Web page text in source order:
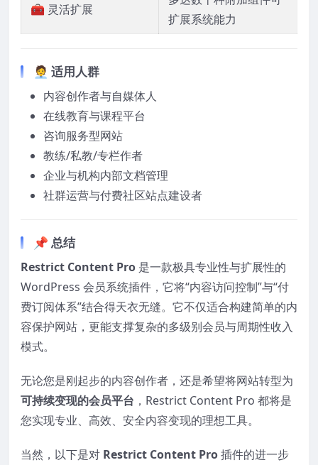
🧰 灵活扩展
扩展系统能力
🧑‍💼 适用人群
内容创作者与自媒体人
在线教育与课程平台
咨询服务型网站
教练/私教/专栏作者
企业与机构内部文档管理
社群运营与付费社区站点建设者
📌 总结
Restrict Content Pro 是一款极具专业性与扩展性的
WordPress 会员系统插件，它将“内容访问控制”与“付
费订阅体系”结合得天衣无缝。它不仅适合构建简单的内
容保护网站，更能支撑复杂的多级别会员与周期性收入
模式。
无论您是刚起步的内容创作者，还是希望将网站转型为
可持续变现的会员平台 ，Restrict Content Pro 都将是
您实现专业、高效、安全内容变现的理想工具。
当然，以下是对 Restrict Content Pro插件的进一步